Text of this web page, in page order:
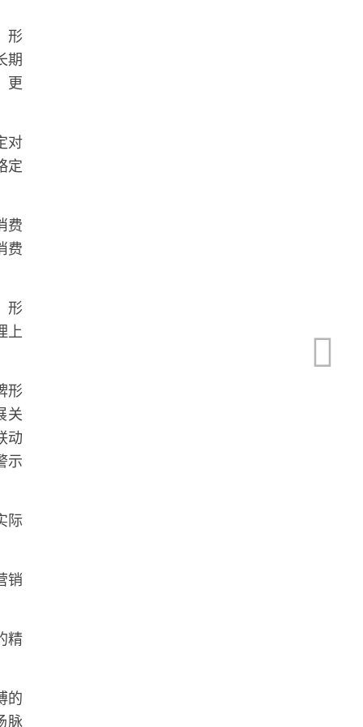
形
期
更
对
定
费
费
形
上
形
关
动
示
际
销
精
的
脉